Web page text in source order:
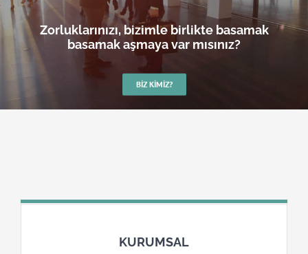
Zorluklarınızı, bizimle birlikte basamak
basamak aşmaya var mısınız?
BIZ KIMIZ?
KURUMSAL